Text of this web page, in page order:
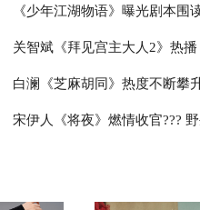
《小欢喜》今日继续开考
《少年江湖物语》曝光剧本围
絮照 谢兴阳青春洋溢清新出镜
关智斌《拜见宫主大人2》热播
影《堕落花》杀青
白澜《芝麻胡同》热度不断攀
秉惠面临情感危机惹人疼
宋伊人《将夜》燃情收官???